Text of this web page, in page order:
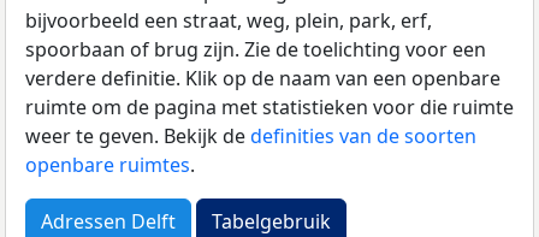
bijvoorbeeld een straat, weg, plein, park, erf,
spoorbaan of brug zijn. Zie de toelichting voor een
verdere definitie. Klik op de naam van een openbare
ruimte om de pagina met statistieken voor die ruimte
weer te geven. Bekijk dedefinities van de soorten
openbare ruimtes.
Adressen Delft Tabelgebruik